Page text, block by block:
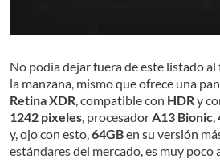
No podía dejar fuera de este listado
la manzana, mismo que ofrece una
Retina XDR, compatible con HDRy
1242 pixeles, procesadorA13 Bionic,
y, ojo con esto,64GBen su versión
estándares del mercado, es muy poco